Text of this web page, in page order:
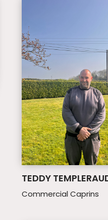
TEDDY
Commercial Caprins